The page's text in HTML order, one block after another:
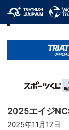
リザルト /
2025エイジ
2025年11月17日